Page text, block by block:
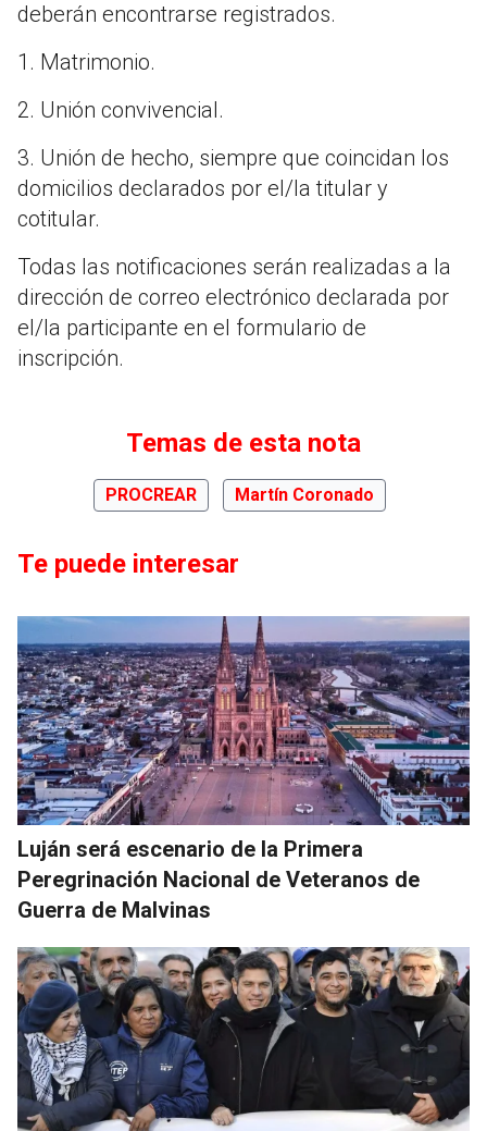
deberán encontrarse registrados.
1. Matrimonio.
2. Unión convivencial.
3. Unión de hecho, siempre que coincidan los
domicilios declarados por el/la titular y
cotitular.
Todas las notificaciones serán realizadas a la
dirección de correo electrónico declarada por
el/la participante en el formulario de
inscripción.
Temas de esta nota
PROCREAR Martín Coronado
Te puede interesar
Luján será escenario de la Primera
Peregrinación Nacional de Veteranos de
Guerra de Malvinas